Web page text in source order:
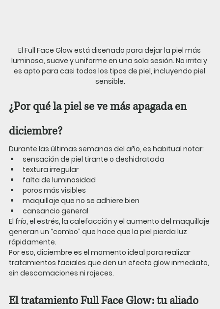
El Full Face Glow está diseñado para dejar la piel más
luminosa, suave y uniforme en una sola sesión. No irrita y
es apto para casi todos los tipos de piel, incluyendo piel
sensible.
¿Por qué la piel se ve más apagada en
diciembre?
Durante las últimas semanas del año, es habitual notar:
sensación de piel tirante o deshidratada
textura irregular
falta de luminosidad
poros más visibles
maquillaje que no se adhiere bien
cansancio general
El frío, el estrés, la calefacción y el aumento del maquillaje
generan un “combo” que hace que la piel pierda luz
rápidamente.
Por eso, diciembre es el momento ideal para realizar
tratamientos faciales que den un efecto glow inmediato,
sin descamaciones ni rojeces.
El tratamiento Full Face Glow: tu aliado